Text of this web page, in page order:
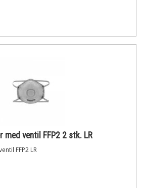
med ventil FFP2 2 stk. LR
FFP2 LR